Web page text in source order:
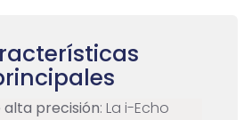
precisión: La i-Echo